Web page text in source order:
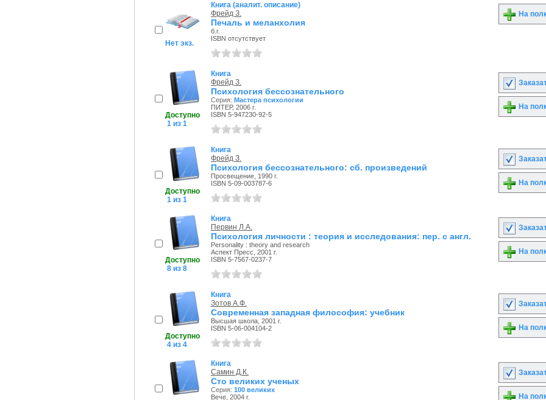
Нет экз.
Книга (аналит. описание)
Фрейд З.
Печаль и меланхолия
б.г.
ISBN отсутствует
На
Доступно
1 из 1
Книга
Фрейд З.
Психология бессознательного
Серия: Мастера психологии
ПИТЕР, 2006 г.
ISBN 5-947230-92-5
На
Доступно
1 из 1
Книга
Фрейд З.
Психология бессознательного: сб. произведений
Просвещение, 1990 г.
ISBN 5-09-003787-6
На
Доступно
8 из 8
Книга
Первин Л.А.
Психология личности : теория и исследования: пер. с англ.
Personality : theory and research
Аспект Пресс, 2001 г.
ISBN 5-7567-0237-7
На
Доступно
4 из 4
Книга
Зотов А.Ф.
Современная западная философия: учебник
Высшая школа, 2001 г.
ISBN 5-06-004104-2
На
Книга
Самин Д.К.
Сто великих ученых
Серия: 100 великих
Вече, 2004 г.
На